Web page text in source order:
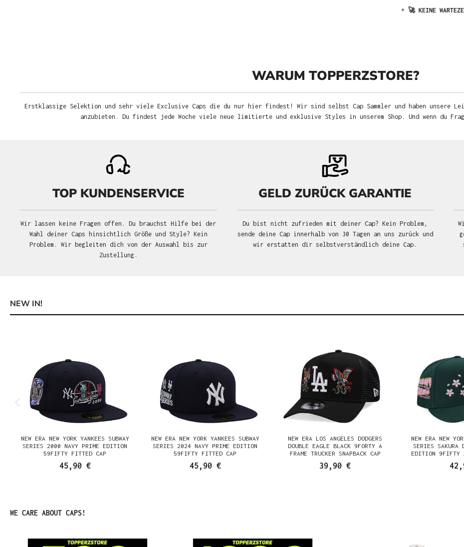
+ 🚀 KEINE
WARUM TOPPERZSTORE?
Erstklassige Selektion und sehr viele Exclusive Caps die du nur hier findest! Wir sind selbst Cap Sammler und haben unsere
anzubieten. Du findest jede Woche viele neue limitierte und exklusive Styles in unserem Shop. Und wenn du
TOP KUNDENSERVICE
Wir lassen keine Fragen offen. Du brauchst Hilfe bei der
Wahl deiner Caps hinsichtlich Größe und Style? Kein
Problem. Wir begleiten dich von der Auswahl bis zur
Zustellung.
GELD ZURÜCK GARANTIE
Du bist nicht zufrieden mit deiner Cap? Kein Problem,
sende deine Cap innerhalb von 30 Tagen an uns zurück und
wir erstatten dir selbstverständlich deine Cap.
NEW IN!
NEW ERA NEW YORK YANKEES SUBWAY
SERIES 2000 NAVY PRIME EDITION
59FIFTY FITTED CAP
45,90 €
NEW ERA NEW YORK YANKEES SUBWAY
SERIES 2024 NAVY PRIME EDITION
59FIFTY FITTED CAP
45,90 €
NEW ERA LOS ANGELES DODGERS
DOUBLE EAGLE BLACK 9FORTY A
FRAME TRUCKER SNAPBACK CAP
39,90 €
NEW ERA NEW
SERIES SAKURA
EDITION 9FIFTY
Produktgalerie überspringen
WE CARE ABOUT CAPS!